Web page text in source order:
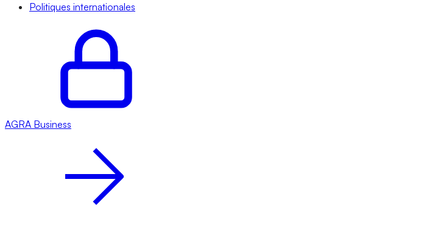
Politiques internationales
AGRA Business